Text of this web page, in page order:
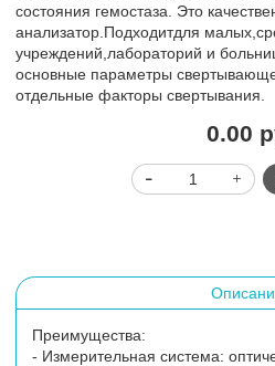
состояния гемостаза. Это
анализатор.Подходитдля
учреждений,лабораторий и
основные параметры
отдельные факторы свертывания.
0.00
Преимущества:
- Измерительная система: